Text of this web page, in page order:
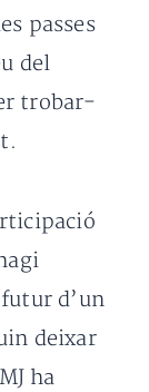
passes
del
trobar-
d’un
deixar
ha